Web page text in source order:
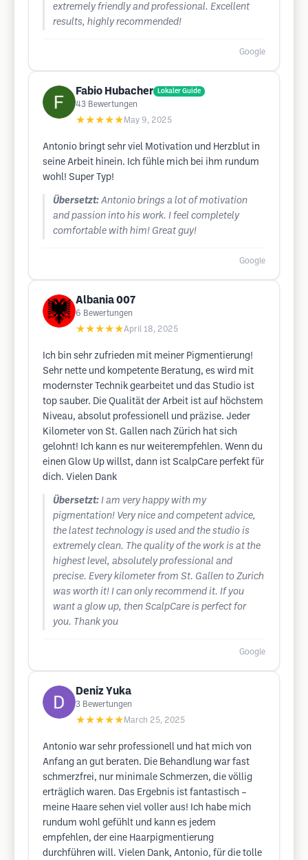
extremely friendly and professional. Excellent
results, highly recommended!
Google
Fabio Hubacher Lokaler Guide
43 Bewertungen
★★★★★ May 9, 2025
Antonio bringt sehr viel Motivation und Herzblut in
seine Arbeit hinein. Ich fühle mich bei ihm rundum
wohl! Super Typ!
Übersetzt: Antonio brings a lot of motivation
and passion into his work. I feel completely
comfortable with him! Great guy!
Google
Albania 007
6 Bewertungen
★★★★★April 18, 2025
Ich bin sehr zufrieden mit meiner Pigmentierung!
Sehr nette und kompetente Beratung, es wird mit
modernster Technik gearbeitet und das Studio ist
top sauber. Die Qualität der Arbeit ist auf höchstem
Niveau, absolut professionell und präzise. Jeder
Kilometer von St. Gallen nach Zürich hat sich
gelohnt! Ich kann es nur weiterempfehlen. Wenn du
einen Glow Up willst, dann ist ScalpCare perfekt für
dich. Vielen Dank
Übersetzt: I am very happy with my
pigmentation! Very nice and competent advice,
the latest technology is used and the studio is
extremely clean. The quality of the work is at the
highest level, absolutely professional and
precise. Every kilometer from St. Gallen to Zurich
was worth it! I can only recommend it. If you
want a glow up, then ScalpCare is perfect for
you. Thank you
Google
Deniz Yuka
3 Bewertungen
★★★★★ March 25, 2025
Antonio war sehr professionell und hat mich von
Anfang an gut beraten. Die Behandlung war fast
schmerzfrei, nur minimale Schmerzen, die völlig
erträglich waren. Das Ergebnis ist fantastisch –
meine Haare sehen viel voller aus! Ich habe mich
rundum wohl gefühlt und kann es jedem
empfehlen, der eine Haarpigmentierung
durchführen will. Vielen Dank, Antonio, für die tolle